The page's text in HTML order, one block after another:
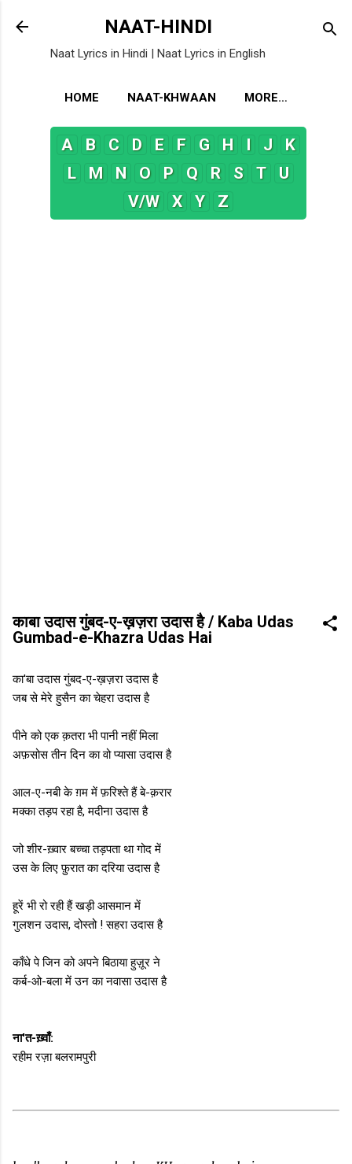
Skip to main content
NAAT-HINDI
Naat Lyrics in Hindi | Naat Lyrics in English
HOME NAAT-KHWAAN MORE…
A B C D E F G H I J
K
L
M N O P Q R S T
U
V/W
X Y Z
काबा उदास गुंबद-ए-ख़ज़रा उदास है / Kaba Udas
Gumbad-e-Khazra Udas Hai
का'बा उदास गुंबद-ए-ख़ज़रा उदास है
जब से मेरे हुसैन का चेहरा उदास है
पीने को एक क़तरा भी पानी नहीं मिला
अफ़सोस तीन दिन का वो प्यासा उदास है
आल-ए-नबी के ग़म में फ़रिश्ते हैं बे-क़रार
मक्का तड़प रहा है, मदीना उदास है
जो शीर-ख़्वार बच्चा तड़पता था गोद में
उस के लिए फ़ुरात का दरिया उदास है
हूरें भी रो रही हैं खड़ी आसमान में
गुलशन उदास, दोस्तो ! सहरा उदास है
काँधे पे जिन को अपने बिठाया हुज़ूर ने
कर्ब-ओ-बला में उन का नवासा उदास है
ना'त-ख़्वाँ:
रहीम रज़ा बलरामपुरी